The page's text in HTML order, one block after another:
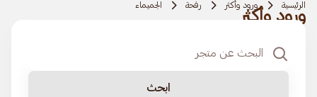
الرئيسية ورود وأكثر رفحة الجميماء
ورود وأكثر
ابحث